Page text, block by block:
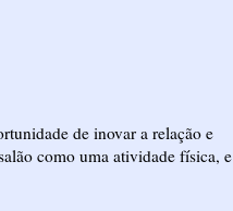
de inovar a relação e
como uma atividade física, e